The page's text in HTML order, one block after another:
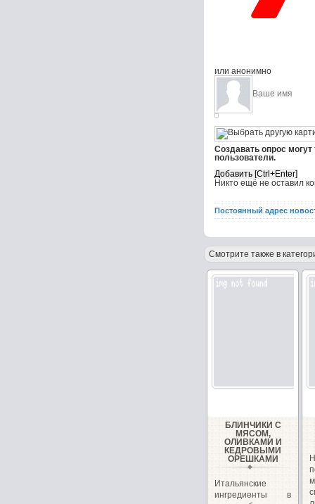
или анонимно
Создавать опрос
пользователи.
Никто ещё не оставил
Постоянный адрес
Смотрите также в
БЛИНЧИКИ С
МЯСОМ,
ОЛИВКАМИ И
КЕДРОВЫМИ
ОРЕШКАМИ
Итальянские
ингредиенты в